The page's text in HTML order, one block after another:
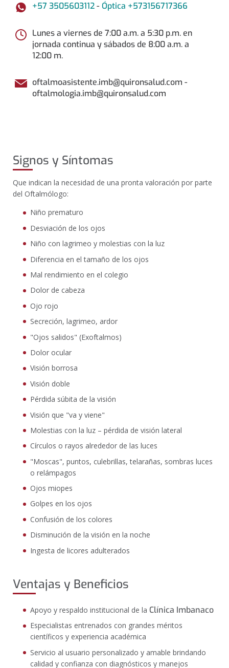
+57 3505603112-Óptica +573156717366
Lunes a viernes de 7:00 a.m. a 5:30 p.m. en
jornada continua y sábados de 8:00 a.m. a
12:00 m.
oftalmoasistente.imb@quironsalud.com -
oftalmologia.imb@quironsalud.com
Signos y Síntomas
Que indican la necesidad de una pronta valoración por parte
del Oftalmólogo:
Niño prematuro
Desviación de los ojos
Niño con lagrimeo y molestias con la luz
Diferencia en el tamaño de los ojos
Mal rendimiento en el colegio
Dolor de cabeza
Ojo rojo
Secreción, lagrimeo, ardor
"Ojos salidos" (Exoftalmos)
Dolor ocular
Visión borrosa
Visión doble
Pérdida súbita de la visión
Visión que "va y viene"
Molestias con la luz – pérdida de visión lateral
Círculos o rayos alrededor de las luces
"Moscas", puntos, culebrillas, telarañas, sombras luces
o relámpagos
Ojos miopes
Golpes en los ojos
Confusión de los colores
Disminución de la visión en la noche
Ingesta de licores adulterados
Ventajas y Beneficios
Apoyo y respaldo institucional de la Clínica Imbanaco
Especialistas entrenados con grandes méritos
científicos y experiencia académica
Servicio al usuario personalizado y amable brindando
calidad y confianza con diagnósticos y manejos